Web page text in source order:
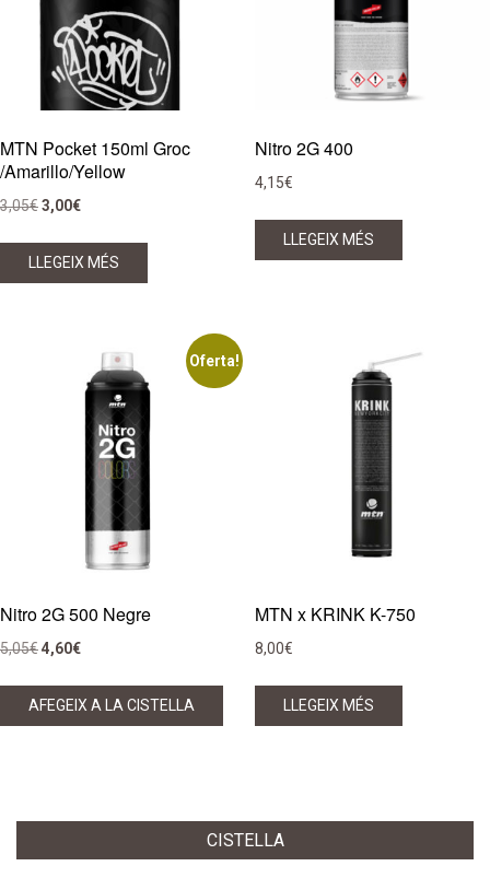
MTN Pocket 150ml Groc
/Amarillo/Yellow
3,05€El
original
3,00€El
actual
LLEGEIX MÉS
Nitro 2G 400
4,15€
LLEGEIX MÉS
Oferta!
Nitro 2G 500 Negre
5,05€El
original
4,60€El
actual
AFEGEIX A LA CISTELLA
MTN x KRINK K-750
8,00€
LLEGEIX MÉS
CISTELLA